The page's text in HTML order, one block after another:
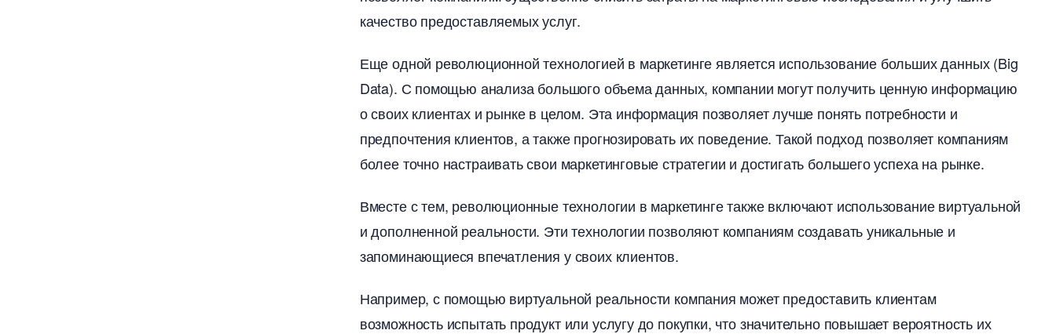
качество предоставляемых услуг.
Еще одной революционной технологией в маркетинге является использование больших данных (Big
Data). С помощью анализа большого объема данных, компании могут получить ценную информацию
о своих клиентах и рынке в целом. Эта информация позволяет лучше понять потребности и
предпочтения клиентов, а также прогнозировать их поведение. Такой подход позволяет компаниям
олее точно настраивать свои маркетинговые стратегии и достигать большего успеха на рынке.
месте с тем, революционные технологии в маркетинге также включают использование виртуальной
и дополненной реальности. Эти технологии позволяют компаниям создавать уникальные и
запоминающиеся впечатления у своих клиентов.
Например, с помощью виртуальной реальности компания может предоставить клиентам
озможность испытать продукт или услугу до покупки, что значительно повышает вероятность их